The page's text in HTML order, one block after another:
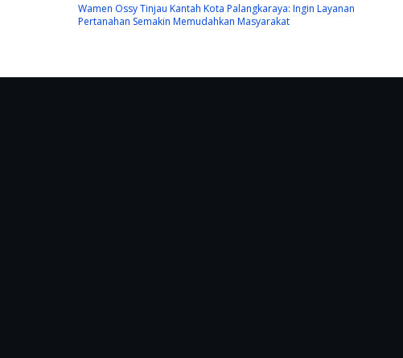
Wamen Ossy Tinjau Kantah Kota Palangkaraya: Ingin Layanan
Pertanahan Semakin Memudahkan Masyarakat